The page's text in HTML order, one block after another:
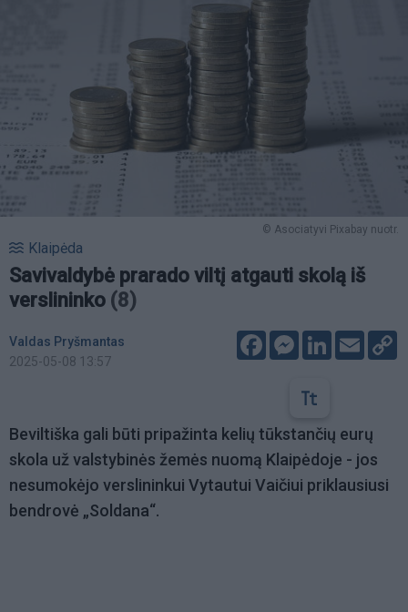
© Asociatyvi Pixabay nuotr.
Klaipėda
Savivaldybė prarado viltį atgauti skolą iš
verslininko (8)
Valdas Pryšmantas
2025-05-08 13:57
FacebookMessenger
LinkedIn
Email
Beviltiška gali būti pripažinta kelių tūkstančių eurų
skola už valstybinės žemės nuomą Klaipėdoje - jos
nesumokėjo verslininkui Vytautui Vaičiui priklausiusi
bendrovė „Soldana“.